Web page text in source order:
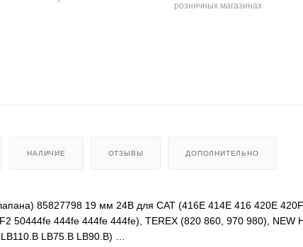
розничных магазинах
НАЛИЧИЕ ОТЗЫВЫ ДОПОЛНИТЕЛЬНО
85827798 19 мм 24В для CAT (416E 414E 416 420E
50444fe 444fe 444fe 444fe), TEREX (820 860, 970 980), NEW
LB75.B LB90.B)